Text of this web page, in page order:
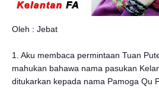
Oleh : Jebat
1. Aku membaca permintaan Tuan
mahukan bahawa nama pasukan
ditukarkan kepada nama Pamoga Qu